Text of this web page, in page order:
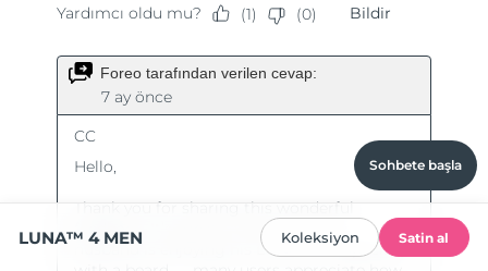
Sohbete başla
LUNA™ 4 MEN Koleksiyon Satin al